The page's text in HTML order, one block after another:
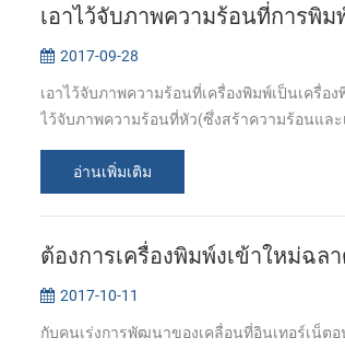
เอาไว้จับภาพความร้อนที่การพิม
2017-09-28
เอาไว้จับภาพความร้อนที่เครื่องพิมพ์เป็นเครื่
ไว้จับภาพความร้อนที่หัว(ซึ่งสร้าความร้อนและ
อ่านเพิ่มเติม
ต้องการเครื่องพิมพ์งเข้าใหม่ฉล
2017-10-11
กับคนเร่งการพัฒนาของเคลื่อนที่อินเทอร์เน็ต